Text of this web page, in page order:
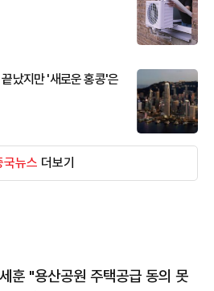
났지만 '새로운 홍콩'은
국뉴스 더보기
훈 "용산공원 주택공급 동의 못